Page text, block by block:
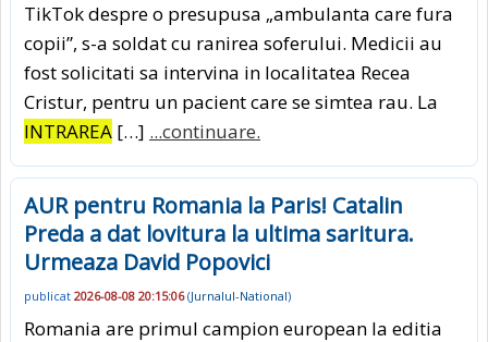
TikTok despre o presupusa „ambulanta care fura
copii”, s-a soldat cu ranirea soferului. Medicii au
fost solicitati sa intervina in localitatea Recea
Cristur, pentru un pacient care se simtea rau. La
INTRAREA […] ...continuare.
AUR pentru Romania la Paris! Catalin
Preda a dat lovitura la ultima saritura.
Urmeaza David Popovici
publicat 2026-08-08 20:15:06(Jurnalul-National)
Romania are primul campion european la editia